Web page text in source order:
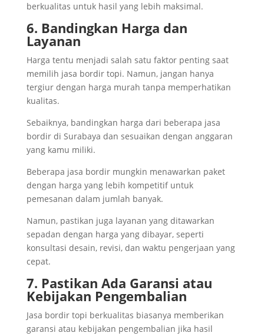
berkualitas untuk hasil yang lebih maksimal.
6. Bandingkan Harga dan
Layanan
Harga tentu menjadi salah satu faktor penting saat
memilih jasa bordir topi. Namun, jangan hanya
tergiur dengan harga murah tanpa memperhatikan
kualitas.
Sebaiknya, bandingkan harga dari beberapa jasa
bordir di Surabaya dan sesuaikan dengan anggaran
yang kamu miliki.
Beberapa jasa bordir mungkin menawarkan paket
dengan harga yang lebih kompetitif untuk
pemesanan dalam jumlah banyak.
Namun, pastikan juga layanan yang ditawarkan
sepadan dengan harga yang dibayar, seperti
konsultasi desain, revisi, dan waktu pengerjaan yang
cepat.
7. Pastikan Ada Garansi atau
Kebijakan Pengembalian
Jasa bordir topi berkualitas biasanya memberikan
garansi atau kebijakan pengembalian jika hasil